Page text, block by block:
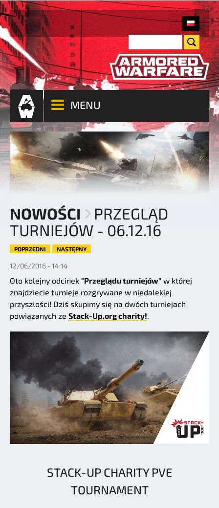
MENU
NOWOŚCI
PRZEGLĄD
TURNIEJÓW - 06.12.16
POPRZEDNI NASTĘPNY
12/06/2016 - 14:14
Oto kolejny odcinek "Przeglądu turniejów" w której
znajdziecie turnieje rozgrywane w niedalekiej
przyszłości! Dziś skupimy się na dwóch turniejach
powiązanych ze Stack-Up.org charity!.
STACK-UP CHARITY PVE
TOURNAMENT